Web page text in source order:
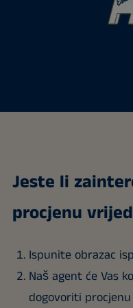
Jeste li
procjenu
Ispunite obrazac
Naš agent će Vas
dogovoriti